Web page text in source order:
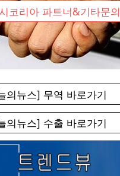
코리아 파트너&기타문의
의뉴스] 무역 바로가기
의뉴스] 수출 바로가기